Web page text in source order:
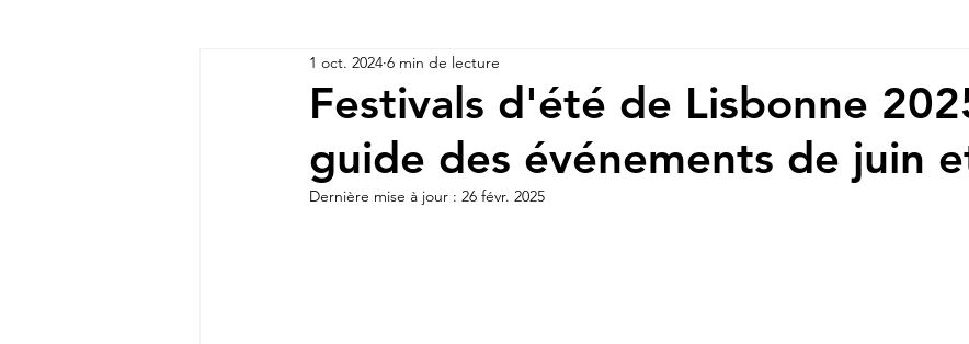
Festivals d'été de Lisbonne
guide des événements de juin
1 oct. 2024 6 min de lecture
Dernière mise à jour : 26 févr. 2025